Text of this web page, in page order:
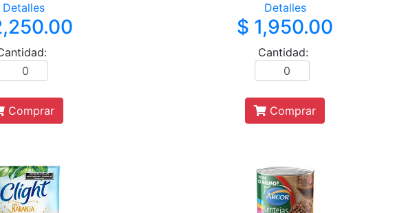
Detalles
Comprar
Detalles
$ 1,950.00
Cantidad:
Comprar